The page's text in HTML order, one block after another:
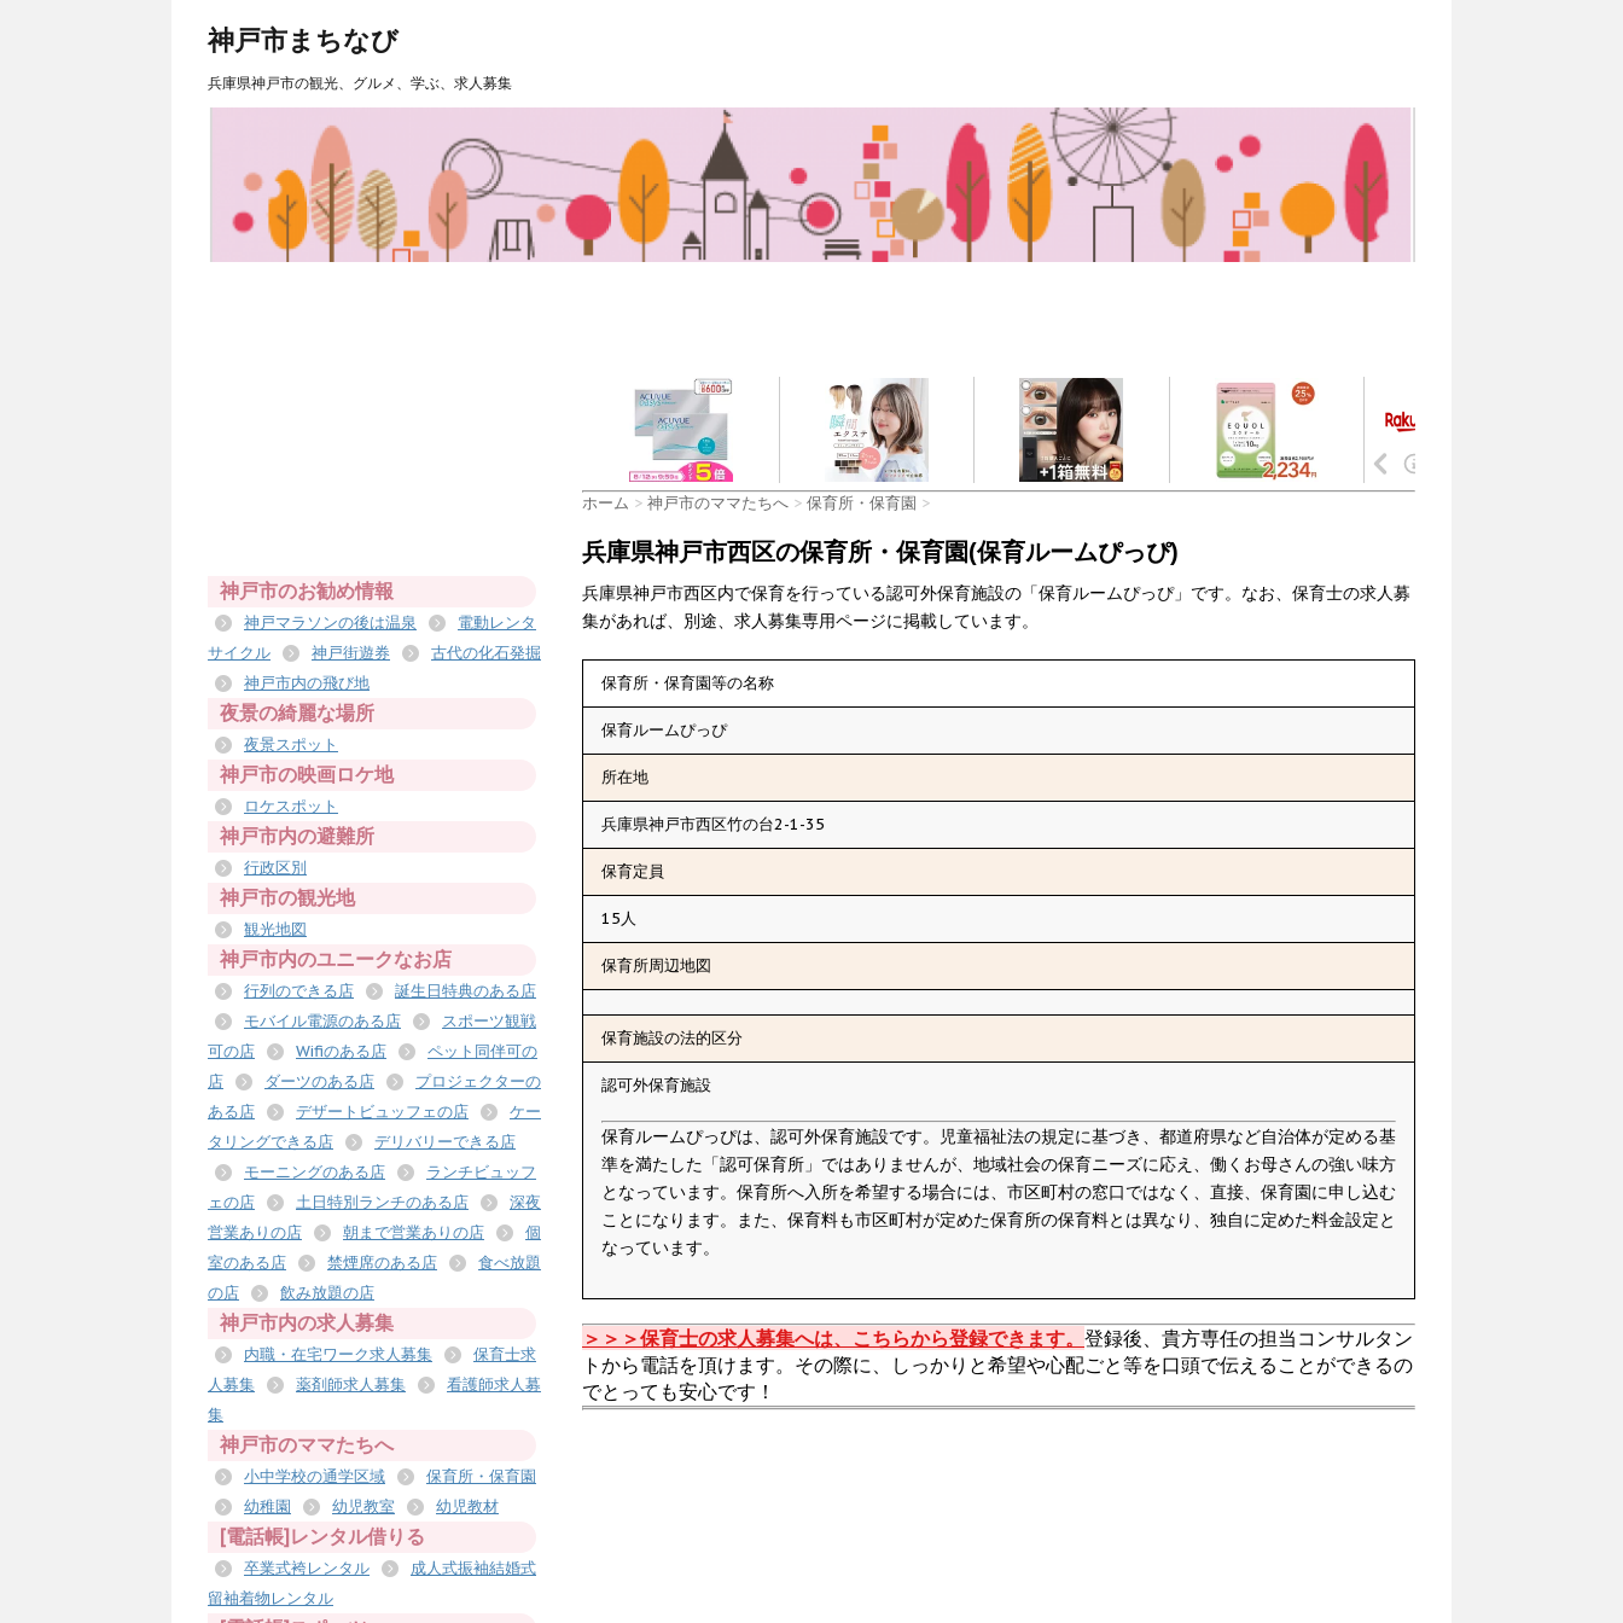
神戸市まちなび
兵庫県神戸市の観光、グルメ、学ぶ、求人募集
ホーム > 神戸市のママたちへ > 保育所・保育園 >
兵庫県神戸市西区の保育所・保育園(保育ルームぴっぴ)
兵庫県神戸市西区内で保育を行っている認可外保育施設の「保育ルームぴっぴ」です。なお、保育士の求人募
集があれば、別途、求人募集専用ページに掲載しています。
保育所・保育園等の名称
保育ルームぴっぴ
所在地
兵庫県神戸市西区竹の台2-1-35
保育定員
15人
保育所周辺地図
保育施設の法的区分
認可外保育施設
保育ルームぴっぴは、認可外保育施設です。児童福祉法の規定に基づき、都道府県など自治体が定める基
準を満たした「認可保育所」ではありませんが、地域社会の保育ニーズに応え、働くお母さんの強い味方
となっています。保育所へ入所を希望する場合には、市区町村の窓口ではなく、直接、保育園に申し込む
ことになります。また、保育料も市区町村が定めた保育所の保育料とは異なり、独自に定めた料金設定と
なっています。
＞＞＞保育士の求人募集へは、こちらから登録できます。 登録後、貴方専任の担当コンサルタン
トから電話を頂けます。その際に、しっかりと希望や心配ごと等を口頭で伝えることができるの
でとっても安心です！
神戸市のお勧め情報
神戸マラソンの後は温泉
電動レンタ
サイクル
神戸街遊券
古代の化石発掘
神戸市内の飛び地
夜景の綺麗な場所
夜景スポット
神戸市の映画ロケ地
ロケスポット
神戸市内の避難所
行政区別
神戸市の観光地
観光地図
神戸市内のユニークなお店
行列のできる店
誕生日特典のある店
モバイル電源のある店
スポーツ観戦
可の店
Wifiのある店
ペット同伴可の
店
ダーツのある店
プロジェクターの
ある店
デザートビュッフェの店
ケー
タリングできる店
デリバリーできる店
モーニングのある店
ランチビュッフ
ェの店
土日特別ランチのある店
深夜
営業ありの店
朝まで営業ありの店
個
室のある店
禁煙席のある店
食べ放題
の店
飲み放題の店
神戸市内の求人募集
内職・在宅ワーク求人募集
保育士求
人募集
薬剤師求人募集
看護師求人募
集
神戸市のママたちへ
小中学校の通学区域
保育所・保育園
幼稚園
幼児教室 幼児教材
[電話帳]レンタル借りる
卒業式袴レンタル
成人式振袖結婚式
留袖着物レンタル